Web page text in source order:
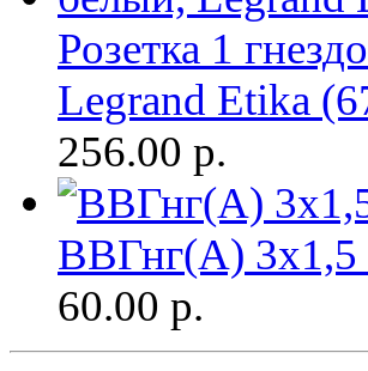
Розетка 1
Legrand Etika
256.00 р.
ВВГнг(A)
60.00 р.